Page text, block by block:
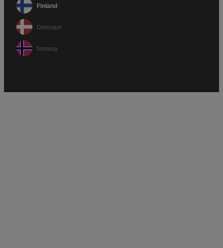
Finland
Denmark
Norway